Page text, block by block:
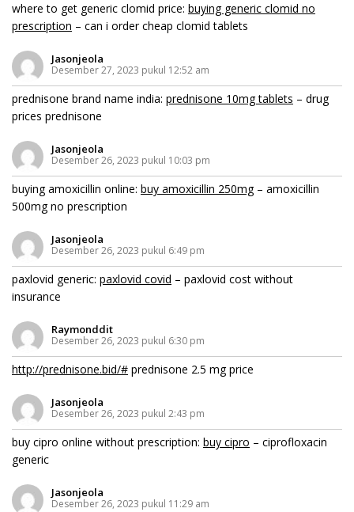
where to get generic clomid price: buying generic clomid no
prescription – can i order cheap clomid tablets
Jasonjeola
Desember 27, 2023 pukul 12:52 am
prednisone brand name india: prednisone 10mg tablets – drug
prices prednisone
Jasonjeola
Desember 26, 2023 pukul 10:03 pm
buying amoxicillin online: buy amoxicillin 250mg– amoxicillin
500mg no prescription
Jasonjeola
Desember 26, 2023 pukul 6:49 pm
paxlovid generic: paxlovid covid – paxlovid cost without
insurance
Raymonddit
Desember 26, 2023 pukul 6:30 pm
http://prednisone.bid/# prednisone 2.5 mg price
Jasonjeola
Desember 26, 2023 pukul 2:43 pm
buy cipro online without prescription: buy cipro – ciprofloxacin
generic
Jasonjeola
Desember 26, 2023 pukul 11:29 am